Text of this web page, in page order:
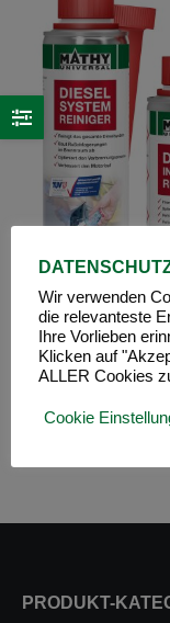
PRODUKT-
Wir verwenden
die relevanteste
Ihre Vorlieben
Klicken auf
ALLER Cookies
Cookie